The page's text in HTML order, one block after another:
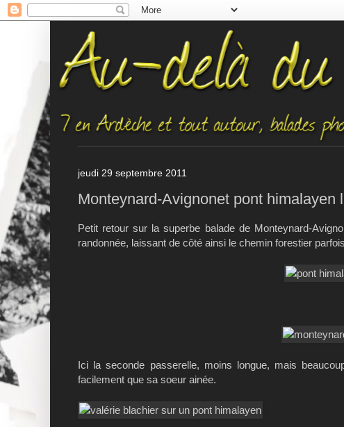
jeudi 29 septembre 2011
Monteynard-Avignonet pont himalayen
Petit retour sur la superbe balade de Monteynard-
randonnée, laissant de côté ainsi le chemin forestier
Ici la seconde passerelle, moins longue, mais
facilement que sa soeur ainée.